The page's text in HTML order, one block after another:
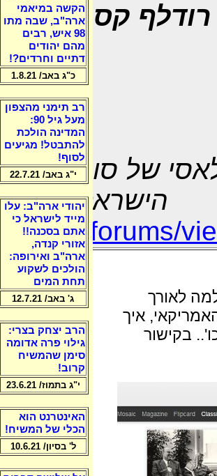
רודלף קסטנר,
של סוכן
הישראלי
israel-forums/
לאורך
איך
בקישור
הקשה במיאמי
ארה"ב, שבה מתו
98 איש, רבים
מהם יהודים
דתיים וחרדים?!
כ"ג באב/ 1.8.21
רב תימני מהצפון
מעל גיל 90:
המדינה הולכת
להתבטל! מגיעים
לסוף!
י"ג באב/ 22.7.21
יהודי ארה"ב: עלו
מייד לישראל כי
אתם בסכנה!!
אזורי קנדה,
ארה"ב ואירופה:
הולכים לשקוע
תחת המים
ג' באב/ 12.7.21
הרב יצחק בצרי:
גילוי פרה אדומה
סימן שהמשיח
קרוב!
י"ג בתמוז/ 23.6.21
האינטרנט הוא
הכלי של המשיח!
ל' בסיון/ 10.6.21